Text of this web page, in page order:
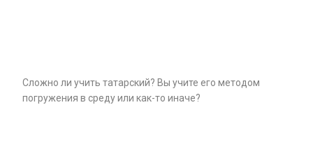
Сложно ли учить татарский? Вы учите его методом
погружения в среду или как-то иначе?